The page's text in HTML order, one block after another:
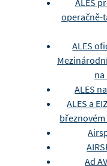
ALES
operačně-
ALES
na
ALES
ALES a
Ad